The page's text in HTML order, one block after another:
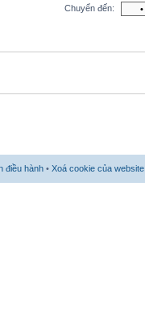
Chuyển đến:
điều hành • Xoá cookie của website